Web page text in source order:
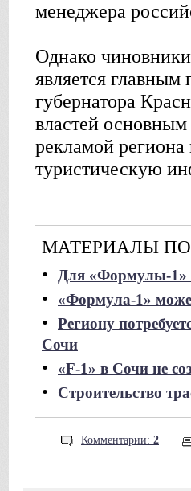
менеджера
Однако
является
губернатора
властей основным
рекламой региона
туристическую
МАТЕРИАЛЫ
•
Для «Формулы-1»
• «Формула-1»
• Региону
Сочи
• «F-1» в Сочи не
• Строительство
Комментарии: 2